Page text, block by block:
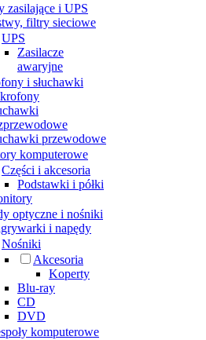
zasilające i UPS
filtry sieciowe
UPS
Zasilacze
awaryjne
i słuchawki
przewodowe
komputerowe
Części i akcesoria
Podstawki i półki
optyczne i nośniki
i napędy
Nośniki
Akcesoria
Koperty
Blu-ray
CD
DVD
komputerowe